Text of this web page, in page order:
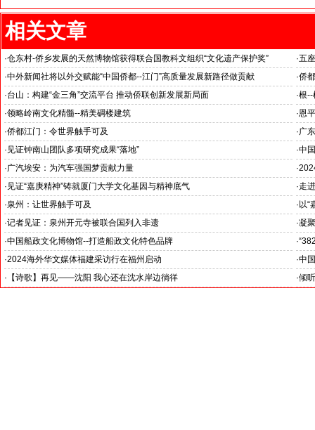
相关文章
·仓东村-侨乡发展的天然博物馆获得联合国教科文组织“文化遗产保护奖”
--中外新闻社参加海外华文媒体广东江门采访之四
·五
--中
·中外新闻社将以外交赋能“中国侨都--江门”高质量发展新路径做贡献
--中外新闻社参加海外华文媒体广东江门采访之二
·侨
--中
·台山：构建“金三角”交流平台 推动侨联创新发展新局面 ·根--
·领略岭南文化精髓--精美碉楼建筑 ·恩
·侨都江门：令世界触手可及 ·广
· 见证钟南山团队多项研究成果“落地” ·中
·广汽埃安：为汽车强国梦贡献力量 ·
· 见证“嘉庚精神”铸就厦门大学文化基因与精神底气 ·走
·泉州：让世界触手可及 · 以“
·记者见证：泉州开元寺被联合国列入非遗 ·凝
·中国船政文化博物馆--打造船政文化特色品牌 ·
·2024海外华文媒体福建采访行在福州启动 ·中
· 【诗歌】再见——沈阳 我心还在沈水岸边徜徉 ·倾